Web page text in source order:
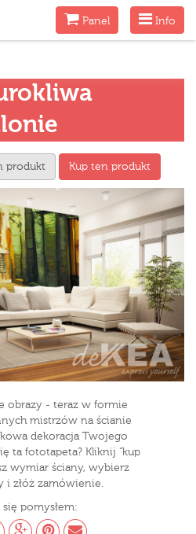
Menu
Info
MenuPanel
produkt Kup ten produkt
obrazy - teraz w formie
mistrzów na ścianie
dekoracja Twojego
ta fototapeta? Kliknij "kup
wymiar ściany, wybierz
i złóż zamówienie.
się pomysłem: